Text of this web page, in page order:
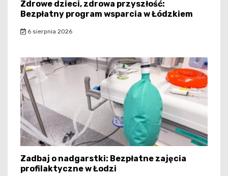
Zdrowe dzieci, zdrowa przyszłość:
Bezpłatny program wsparcia w Łódzkiem
6 sierpnia 2026
Zadbaj o nadgarstki: Bezpłatne zajęcia
profilaktyczne w Łodzi